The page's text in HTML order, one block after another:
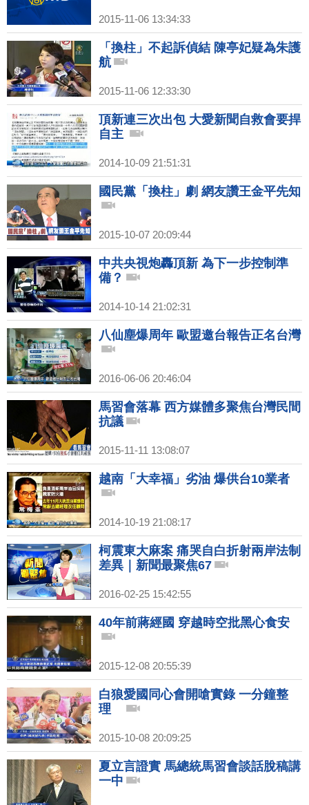
2015-11-06 13:34:33
「換柱」不起訴偵結 陳亭妃疑為朱護
航
2015-11-06 12:33:30
頂新連三次出包 大愛新聞自救會要捍
自主
2014-10-09 21:51:31
國民黨「換柱」劇 網友讚王金平先知
2015-10-07 20:09:44
中共央視炮轟頂新 為下一步控制準
備？
2014-10-14 21:02:31
八仙塵爆周年 歐盟邀台報告正名台灣
2016-06-06 20:46:04
馬習會落幕 西方媒體多聚焦台灣民間
抗議
2015-11-11 13:08:07
越南「大幸福」劣油 爆供台10業者
2014-10-19 21:08:17
柯震東大麻案 痛哭自白折射兩岸法制
差異｜新聞最聚焦67
2016-02-25 15:42:55
40年前蔣經國 穿越時空批黑心食安
2015-12-08 20:55:39
白狼愛國同心會開嗆實錄 一分鐘整
理
2015-10-08 20:09:25
夏立言證實 馬總統馬習會談話脫稿講
一中